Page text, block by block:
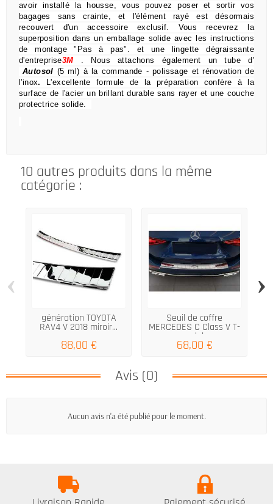
avoir installé la housse, vous pouvez poser et sortir vos
bagages sans crainte, et l'élément rayé est désormais
recouvert d'un accessoire exclusif. Vous recevrez la
superposition dans un emballage solide avec les instructions
de montage "Pas à pas". et une lingette dégraissante
d'entreprise3M .
Nous attachons également un tube d'
Autosol (5 ml) à la commande - polissage et rénovation de
l'inox.
L'excellente formule de la préparation confère à la
surface de l'acier un brillant durable sans rayer et une couche
protectrice solide.
10 autres produits dans la même
catégorie :
génération TOYOTA
RAV4 V 2018 miroir...
88,00 €
Seuil de coffre
MERCEDES C Class V T-
model...
68,00 €
‹ ›
Avis (0)
Aucun avis n'a été publié pour le moment.